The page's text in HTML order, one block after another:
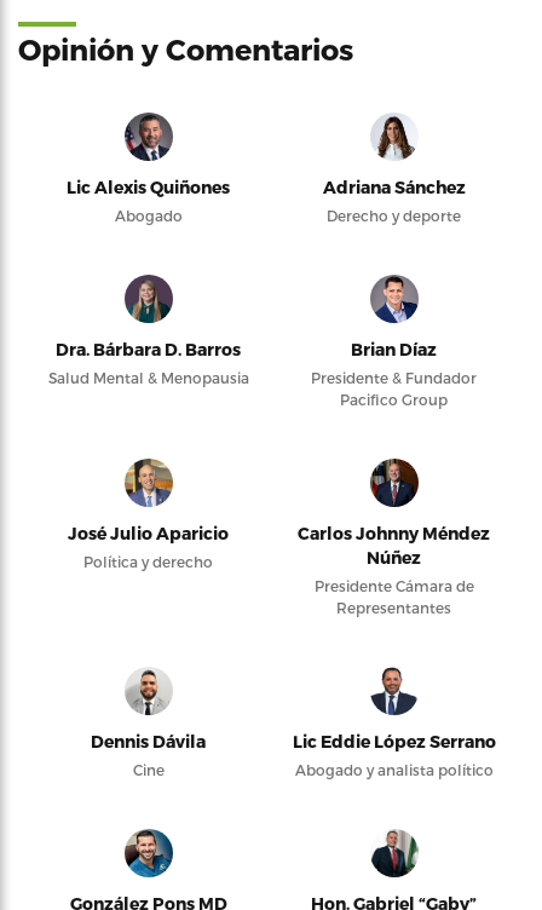
Opinión y Comentarios
Lic Alexis Quiñones
Abogado
Adriana Sánchez
Derecho y deporte
Dra. Bárbara D. Barros
Salud Mental & Menopausia
Brian Díaz
Presidente & Fundador
Pacifico Group
José Julio Aparicio
Política y derecho
Carlos Johnny Méndez
Núñez
Presidente Cámara de
Representantes
Dennis Dávila
Cine
Lic Eddie López Serrano
Abogado y analista político
González Pons MD
Hon. Gabriel “Gaby”